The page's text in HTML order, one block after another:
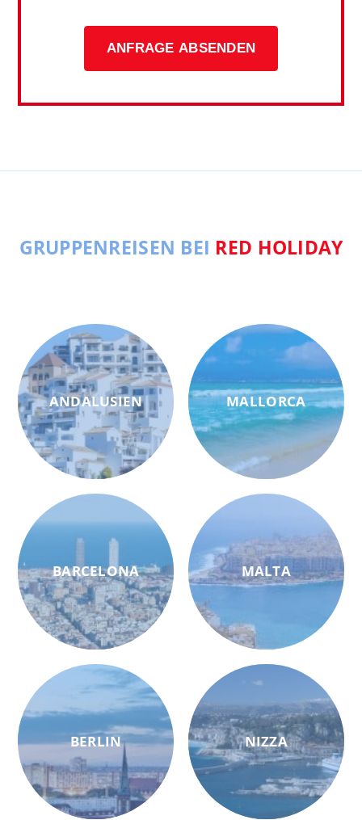
ANFRAGE ABSENDEN
GRUPPENREISEN BEI RED HOLIDAY
ANDALUSIEN
BARCELONA
BERLIN
MALLORCA
MALTA
NIZZA